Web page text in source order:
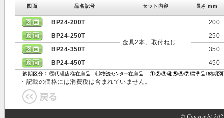
図面 品名記号 セット内容 長さ mm
BP24-200T
金具2本、取付ねじ
200
BP24-250T
250
BP24-350T
350
BP24-450T
450
・記載の価格には消費税は含まれていません。
© Copyright